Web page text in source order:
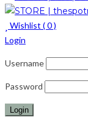
Wishlist (0)
Login
Username
Password